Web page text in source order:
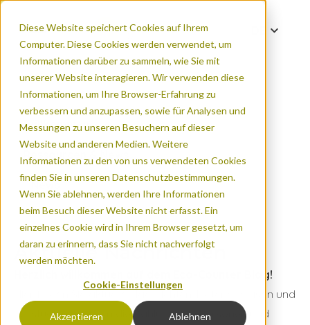
Diese Website speichert Cookies auf Ihrem
Computer. Diese Cookies werden verwendet, um
Informationen darüber zu sammeln, wie Sie mit
unserer Website interagieren. Wir verwenden diese
Informationen, um Ihre Browser-Erfahrung zu
verbessern und anzupassen, sowie für Analysen und
Messungen zu unseren Besuchern auf dieser
Website und anderen Medien. Weitere
Informationen zu den von uns verwendeten Cookies
finden Sie in unseren Datenschutzbestimmungen.
Wenn Sie ablehnen, werden Ihre Informationen
beim Besuch dieser Website nicht erfasst. Ein
einzelnes Cookie wird in Ihrem Browser gesetzt, um
daran zu erinnern, dass Sie nicht nachverfolgt
werden möchten.
Cookie-Einstellungen
Akzeptieren Ablehnen
ES
PT
Willkommen
Ressourcen & News
News
Aktuelle Nachrichten
Herzlich willkommen auf dem Eco-Counter Blog!
Hier finden Sie aktuelle Nachrichten, Datenanalysen und
Fallstudien rund um die Zählung von Personen und